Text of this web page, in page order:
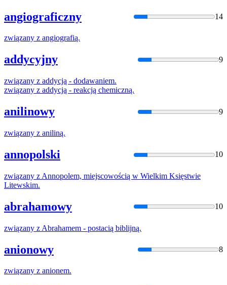
angiograficzny 14
związany z angiografią.
addycyjny 9
związany z addycją - dodawaniem.
związany z addycją - reakcją chemiczną.
anilinowy 9
związany z aniliną.
annopolski 10
związany z Annopolem, miejscowością w Wielkim Księstwie
Litewskim.
abrahamowy 10
związany z Abrahamem - postacią biblijną.
anionowy 8
związany z anionem.